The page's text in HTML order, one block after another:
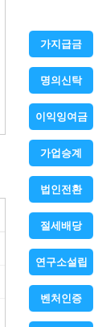
가지급금
명의신탁
이익잉여금
가업승계
법인전환
절세배당
연구소설립
벤처인증